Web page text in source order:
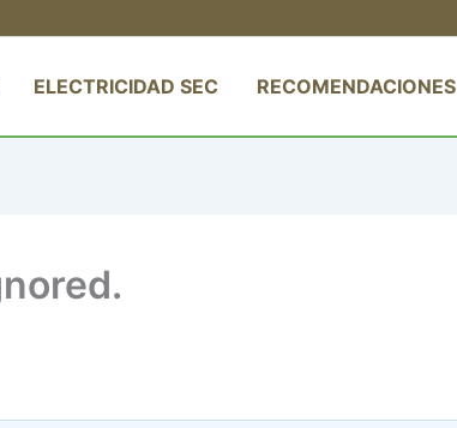
ELECTRICIDAD SEC RECOMENDACIONES